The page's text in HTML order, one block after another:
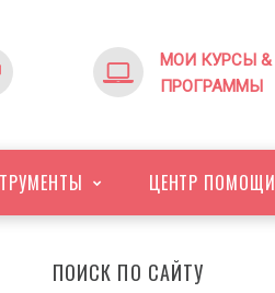
МОИ КУРСЫ &
ПРОГРАММЫ
ЦЕНТР ПОМОЩИ
ПОИСК ПО САЙТУ